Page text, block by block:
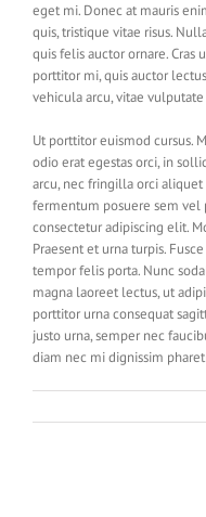
eget mi. Donec at mauris
quis, tristique vitae risus.
quis felis auctor ornare. Cras
porttitor mi, quis auctor
vehicula arcu, vitae
Ut porttitor euismod cursus.
odio erat egestas orci, in
arcu, nec fringilla orci
fermentum posuere sem vel
consectetur adipiscing elit.
Praesent et urna turpis.
tempor felis porta. Nunc
magna laoreet lectus, ut
porttitor urna consequat
justo urna, semper nec
diam nec mi dignissim